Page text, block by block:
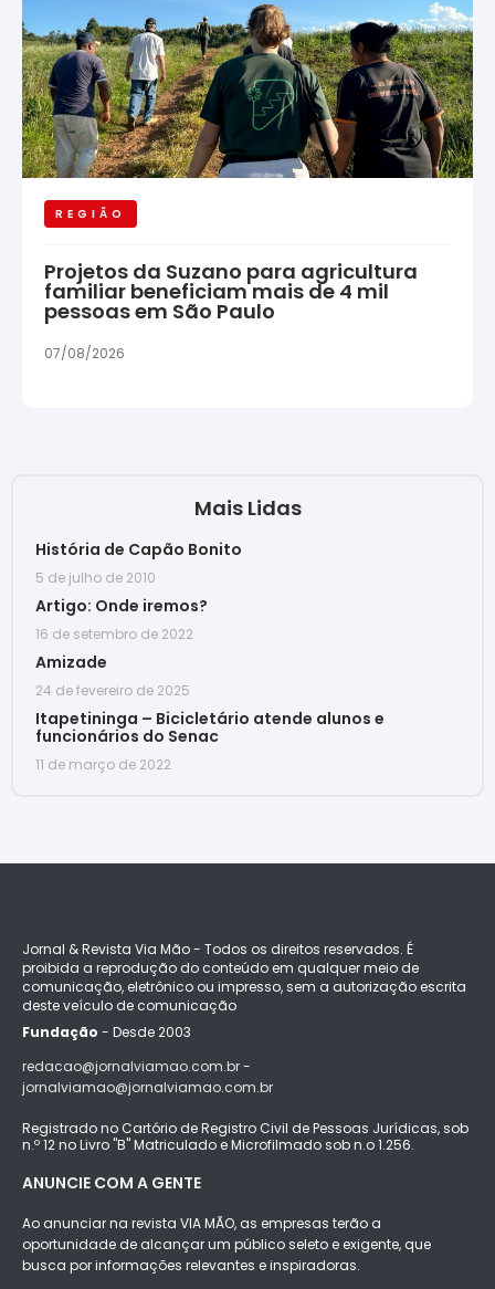
REGIÃO
Projetos da Suzano para agricultura
familiar beneficiam mais de 4 mil
pessoas em São Paulo
07/08/2026
Mais Lidas
História de Capão Bonito
5 de julho de 2010
Artigo: Onde iremos?
16 de setembro de 2022
Amizade
24 de fevereiro de 2025
Itapetininga – Bicicletário atende alunos e
funcionários do Senac
11 de março de 2022
Jornal & Revista Via Mão - Todos os direitos reservados. É
proibida a reprodução do conteúdo em qualquer meio de
comunicação, eletrônico ou impresso, sem a autorização escrita
deste veículo de comunicação
Fundação - Desde 2003
redacao@jornalviamao.com.br -
jornalviamao@jornalviamao.com.br
Registrado no Cartório de Registro Civil de Pessoas Jurídicas, sob
n.º 12 no Livro "B" Matriculado e Microfilmado sob n.o 1.256.
ANUNCIE COM A GENTE
Ao anunciar na revista VIA MÃO, as empresas terão a
oportunidade de alcançar um público seleto e exigente, que
busca por informações relevantes e inspiradoras.